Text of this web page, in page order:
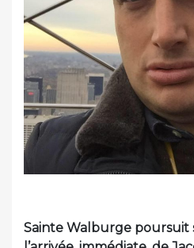
Sainte Walburge poursuit